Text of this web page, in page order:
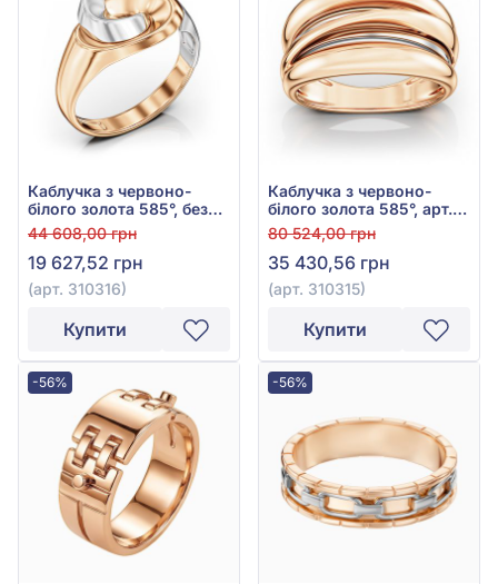
Каблучка з червоно-
білого золота 585°, без
вставки, арт. 310316
44 608,00 грн
19 627,52 грн
(арт. 310316)
Купити
Каблучка з червоно-
білого золота 585°, арт.
310315
80 524,00 грн
35 430,56 грн
(арт. 310315)
Купити
-56% -56%